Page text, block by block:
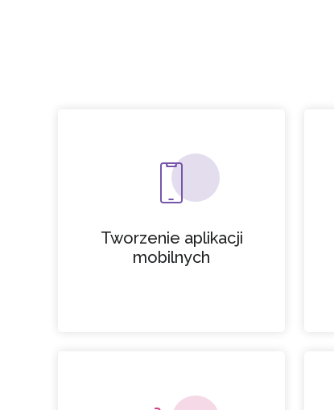
Tworzenie aplikacji
mobilnych